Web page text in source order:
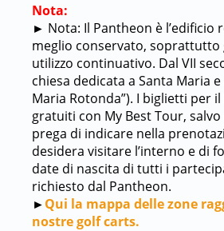
Nota:
► Nota: Il Pantheon è l’edificio
meglio conservato, soprattutto
utilizzo continuativo. Dal VII
chiesa dedicata a Santa Maria
Maria Rotonda”). I biglietti per
gratuiti con My Best Tour,
prega di indicare nella
desidera visitare l’interno e di
date di nascita di tutti i
richiesto dal Pantheon.
►Qui la mappa delle zone
nostre golf carts.